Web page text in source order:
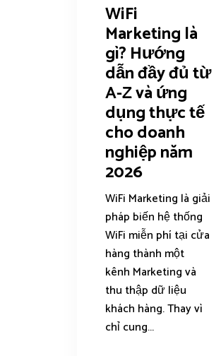
WiFi
Marketing là
gì? Hướng
dẫn đầy đủ từ
A-Z và ứng
dụng thực tế
cho doanh
nghiệp năm
2026
WiFi Marketing là giải
pháp biến hệ thống
WiFi miễn phí tại cửa
hàng thành một
kênh Marketing và
thu thập dữ liệu
khách hàng. Thay vì
chỉ cung...